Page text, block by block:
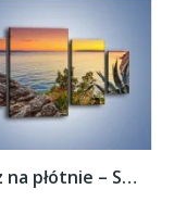
Obraz na płótnie – Spokojna tafla wody –...